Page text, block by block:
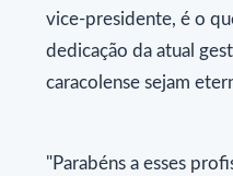
vice-presidente, é o
dedicação da atual
caracolense sejam
"Parabéns a esses